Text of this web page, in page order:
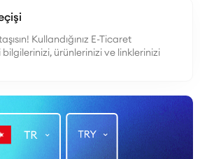
Kullandığınız E-Ticaret
bilgilerinizi, ürünlerinizi ve linklerinizi